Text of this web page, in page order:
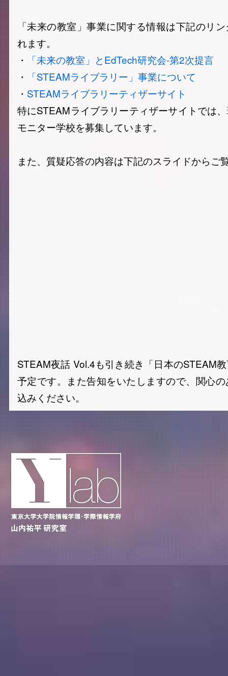
「未来の教室」事業に関する情報は下記のリ
れます。
・
「未来の教室」とEdTech研究会-第2次提言
・
「STEAMライブラリー」事業について
・ STEAMライブラリーティザーサイト
特にSTEAMライブラリーティザーサイトでは
モニター学校を募集しています。
また、質疑応答の内容は下記のスライドからご
STEAM夜話 Vol.4も引き続き「日本のSTEAM
予定です。また告知をいたしますので、関心
込みください。